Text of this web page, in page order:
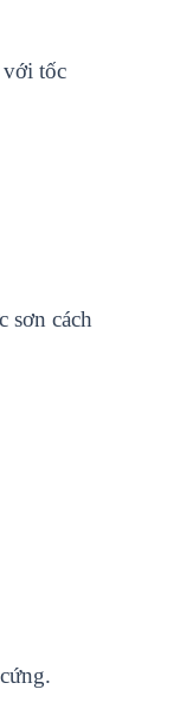
với tốc
sơn cách